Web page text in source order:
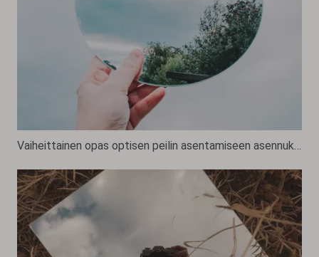
Vaiheittainen opas optisen peilin asentamiseen asennukseen